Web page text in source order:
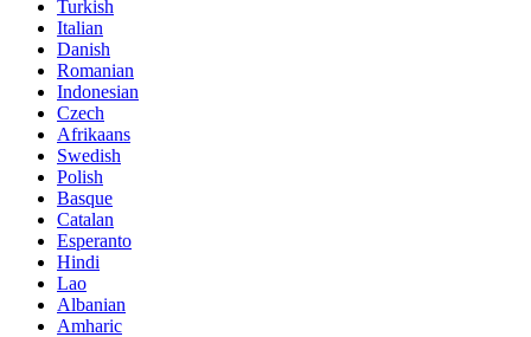
Turkish
Italian
Danish
Romanian
Indonesian
Czech
Afrikaans
Swedish
Polish
Basque
Catalan
Esperanto
Hindi
Lao
Albanian
Amharic